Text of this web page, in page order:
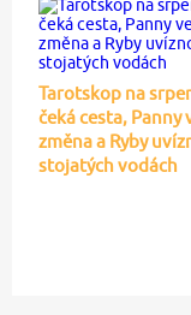
Tarotskop na
čeká cesta, Panny
změna a Ryby
stojatých vodách